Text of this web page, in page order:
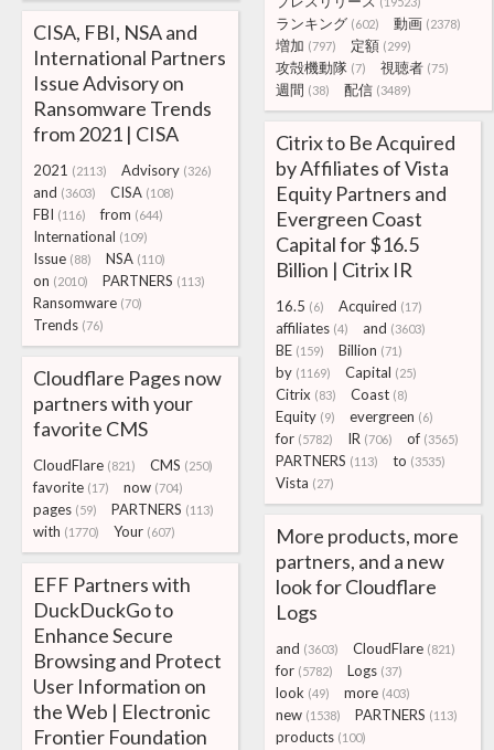
ランキング (602) 動画 (2378)
増加 (797) 定額 (299)
攻殻機動隊 (7) 視聴者 (75)
週間 (38) 配信 (3489)
CISA, FBI, NSA and
International Partners
Issue Advisory on
Ransomware Trends
from 2021 | CISA
2021 (2113) Advisory (326)
and (3603) CISA (108)
FBI (116) from (644)
International (109)
Issue (88) NSA (110)
on (2010) PARTNERS (113)
Ransomware (70)
Trends (76)
Citrix to Be Acquired
by Affiliates of Vista
Equity Partners and
Evergreen Coast
Capital for $16.5
Billion | Citrix IR
16.5 (6) Acquired (17)
affiliates (4) and (3603)
BE (159) Billion (71)
by (1169) Capital (25)
Citrix (83) Coast (8)
Equity (9) evergreen (6)
for (5782) IR (706) of (3565)
PARTNERS (113) to (3535)
Vista (27)
Cloudflare Pages now
partners with your
favorite CMS
CloudFlare (821) CMS (250)
favorite (17) now (704)
pages (59) PARTNERS (113)
with (1770) Your (607)
More products, more
partners, and a new
look for Cloudflare
Logs
and (3603) CloudFlare (821)
for (5782) Logs (37)
look (49) more (403)
new (1538) PARTNERS (113)
products (100)
EFF Partners with
DuckDuckGo to
Enhance Secure
Browsing and Protect
User Information on
the Web | Electronic
Frontier Foundation